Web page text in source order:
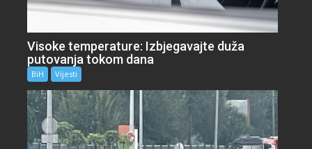
Visoke temperature: Izbjegavajte duža
putovanja tokom dana
BiH Vijesti